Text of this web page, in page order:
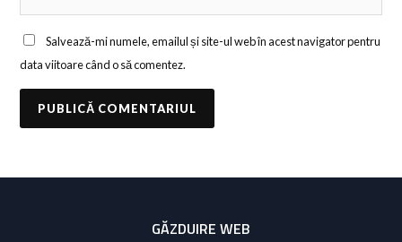
Salvează-mi numele, emailul și site-ul web în acest navigator pentru
data viitoare când o să comentez.
GĂZDUIRE WEB